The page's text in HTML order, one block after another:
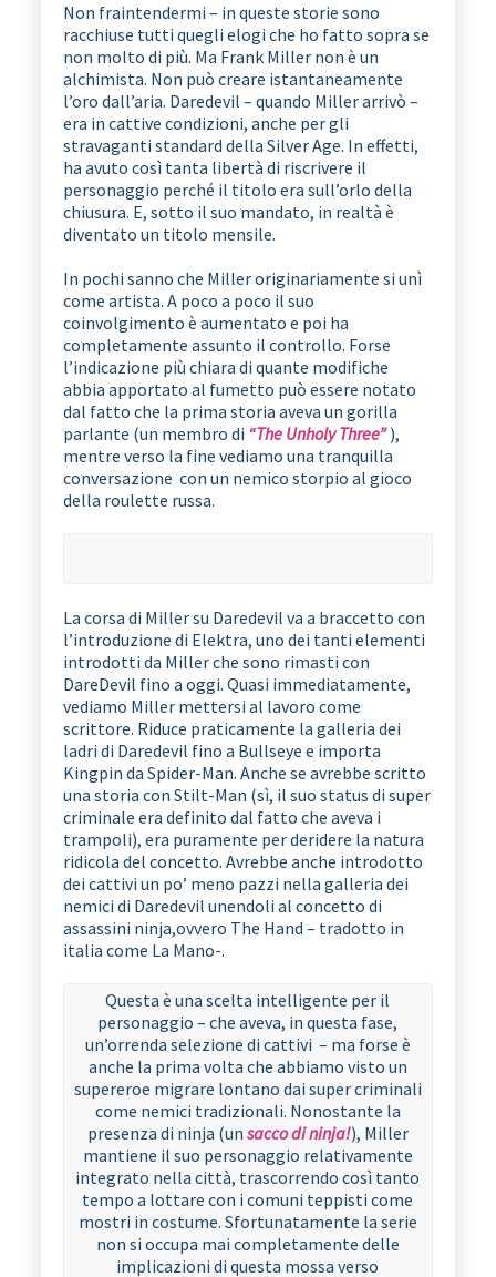
Non fraintendermi – in queste storie sono
racchiuse tutti quegli elogi che ho fatto sopra se
non molto di più. Ma Frank Miller non è un
alchimista. Non può creare istantaneamente
l’oro dall’aria. Daredevil – quando Miller arrivò –
era in cattive condizioni, anche per gli
stravaganti standard della Silver Age. In effetti,
ha avuto così tanta libertà di riscrivere il
personaggio perché il titolo era sull’orlo della
chiusura. E, sotto il suo mandato, in realtà è
diventato un titolo mensile.
In pochi sanno che Miller originariamente si unì
come artista. A poco a poco il suo
coinvolgimento è aumentato e poi ha
completamente assunto il controllo. Forse
l’indicazione più chiara di quante modifiche
abbia apportato al fumetto può essere notato
dal fatto che la prima storia aveva un gorilla
parlante (un membro di “The Unholy Three”),
mentre verso la fine vediamo una tranquilla
conversazione con un nemico storpio al gioco
della roulette russa.
La corsa di Miller su Daredevil va a braccetto con
l’introduzione di Elektra, uno dei tanti elementi
introdotti da Miller che sono rimasti con
DareDevil fino a oggi. Quasi immediatamente,
vediamo Miller mettersi al lavoro come
scrittore. Riduce praticamente la galleria dei
ladri di Daredevil fino a Bullseye e importa
Kingpin da Spider-Man. Anche se avrebbe scritto
una storia con Stilt-Man (sì, il suo status di super
criminale era definito dal fatto che aveva i
trampoli), era puramente per deridere la natura
ridicola del concetto. Avrebbe anche introdotto
dei cattivi un po’ meno pazzi nella galleria dei
nemici di Daredevil unendoli al concetto di
assassini ninja,ovvero The Hand – tradotto in
italia come La Mano-.
Questa è una scelta intelligente per il
personaggio – che aveva, in questa fase,
un’orrenda selezione di cattivi – ma forse è
anche la prima volta che abbiamo visto un
supereroe migrare lontano dai super criminali
come nemici tradizionali. Nonostante la
presenza di ninja (un sacco di ninja!), Miller
mantiene il suo personaggio relativamente
integrato nella città, trascorrendo così tanto
tempo a lottare con i comuni teppisti come
mostri in costume. Sfortunatamente la serie
non si occupa mai completamente delle
implicazioni di questa mossa verso